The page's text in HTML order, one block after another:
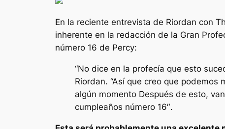
En la reciente entrevista de Riordan con
inherente en la redacción de la Gran
número 16 de Percy:
“No dice en la profecía que esto
Riordan. “Así que creo que podemos
algún momento Después de esto,
cumpleaños número 16″.